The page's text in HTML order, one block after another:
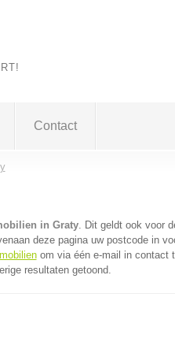
Contact
in Graty. Dit geldt ook voor
deze pagina uw postcode in
om via één e-mail in contact
resultaten getoond.